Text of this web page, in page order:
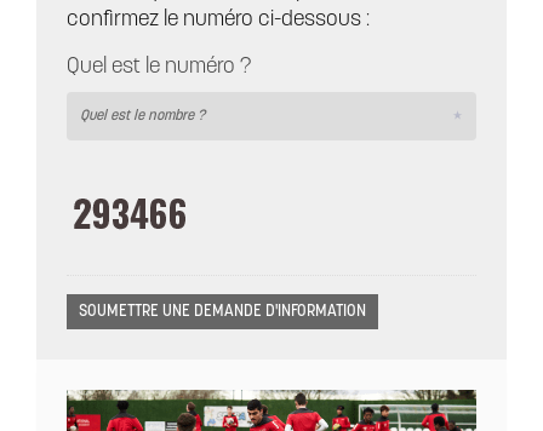
confirmez le numéro ci-dessous :
Quel est le numéro ?